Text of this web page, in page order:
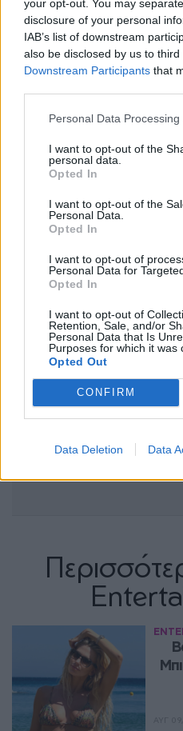
your opt-out. You may
disclosure of your personal
IAB’s list of downstream
also be disclosed by us to
Downstream Participants that
Personal Data
I want to opt-out of the
personal data.
Opted In
I want to opt-out of the
Personal Data.
Opted In
I want to opt-out of
Personal Data for
Opted In
I want to opt-out of
Retention, Sale, and/or
Personal Data that Is
Purposes for which it was
Opted Out
CONFIRM
Data Deletion Data
Ακολουθήστε το
μάθετε πρώτοι τα πιο
Ακολουθήστε το